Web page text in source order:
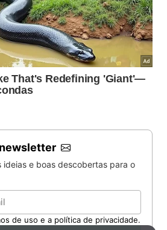
ideias e boas descobertas para o
de uso e a política de privacidade.